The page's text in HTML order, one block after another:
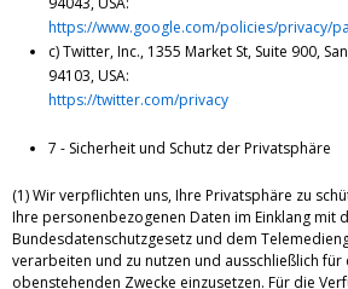
https://www.google.com/policies/privacy/
c) Twitter, Inc., 1355 Market St, Suite 900,
94103, USA:
https://twitter.com/privacy
7 - Sicherheit und Schutz der Privatsphäre
(1) Wir verpflichten uns, Ihre Privatsphäre zu
Ihre personenbezogenen Daten im Einklang mit
Bundesdatenschutzgesetz und dem
verarbeiten und zu nutzen und ausschließlich für
obenstehenden Zwecke einzusetzen. Für die